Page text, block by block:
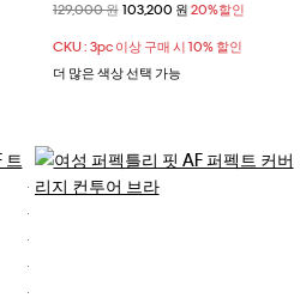
할인 전 가격
129,000 원할인된 가격
103,200 원 20%할인
CKU : 3pc 이상 구매 시 10% 할인
더 많은 색상 선택 가능